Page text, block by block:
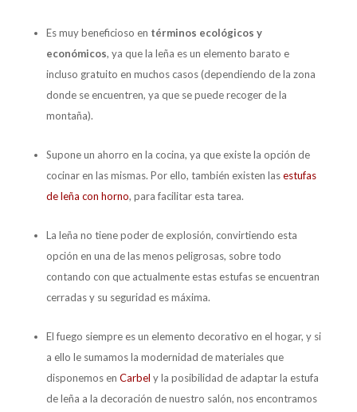
Es muy beneficioso en términos ecológicos y
económicos, ya que la leña es un elemento barato e
incluso gratuito en muchos casos (dependiendo de la zona
donde se encuentren, ya que se puede recoger de la
montaña).
Supone un ahorro en la cocina, ya que existe la opción de
cocinar en las mismas. Por ello, también existen lasestufas
de leña con horno, para facilitar esta tarea.
La leña no tiene poder de explosión, convirtiendo esta
opción en una de las menos peligrosas, sobre todo
contando con que actualmente estas estufas se encuentran
cerradas y su seguridad es máxima.
El fuego siempre es un elemento decorativo en el hogar, y si
a ello le sumamos la modernidad de materiales que
disponemos en Carbel y la posibilidad de adaptar la estufa
de leña a la decoración de nuestro salón, nos encontramos